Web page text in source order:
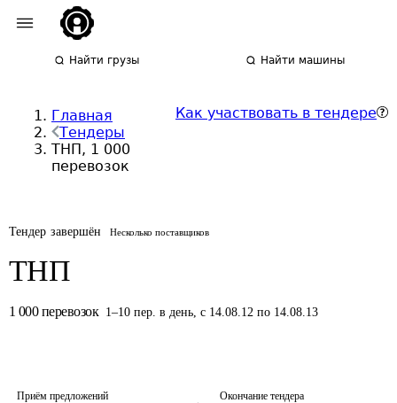
Найти грузы Найти машины
Главная
Тендеры
ТНП, 1 000
перевозок
Как участвовать в тендере
Тендер завершён Несколько поставщиков
ТНП
1 000 перевозок 1–10 пер. в день,с 14.08.12 по 14.08.13
Приём предложений
Окончание тендера